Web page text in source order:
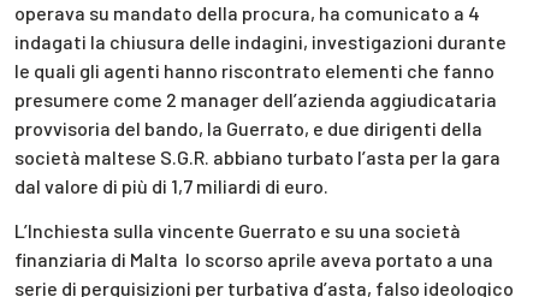
operava su mandato della procura, ha comunicato a 4
indagati la chiusura delle indagini, investigazioni durante
le quali gli agenti hanno riscontrato elementi che fanno
presumere come 2 manager dell’azienda aggiudicataria
provvisoria del bando, la Guerrato, e due dirigenti della
società maltese S.G.R. abbiano turbato l’asta per la gara
dal valore di più di 1,7 miliardi di euro.
L’Inchiesta sulla vincente Guerrato e su una società
finanziaria di Malta lo scorso aprile aveva portato a una
serie di perquisizioni per turbativa d’asta, falso ideologico